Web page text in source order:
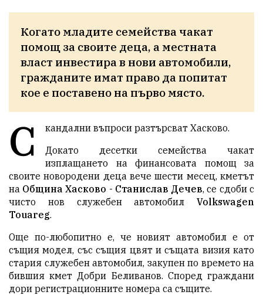
Когато младите семейства чакат
помощ за своите деца, а местната
власт инвестира в нови автомобили,
гражданите имат право да попитат
кое е поставено на първо място.
С
кандални въпроси разтърсват Хасково.
Докато десетки семейства чакат
изплащането на финансовата помощ за
своите новородени деца вече шести месец, кметът
на Община Хасково - Станислав Дечев, се сдоби с
чисто нов служебен автомобил Volkswagen
Touareg.
Още по-любопитно е, че новият автомобил е от
същия модел, със същия цвят и същата визия като
стария служебен автомобил, закупен по времето на
бившия кмет Добри Беливанов. Според граждани
дори регистрационните номера са същите.